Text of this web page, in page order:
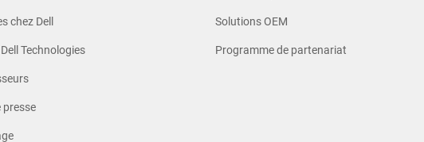
chez Dell
Technologies
presse
Solutions OEM
Programme de partenariat